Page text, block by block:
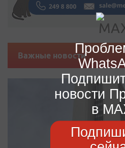
Важные новости
новости
в